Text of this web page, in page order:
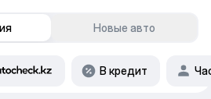
Новые авто
В кредит